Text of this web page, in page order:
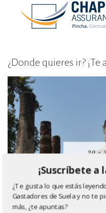
¿Donde quieres ir? ¡Te
¡Suscríbete a
¿Te gusta lo que estás
Gastadores de Suela y no te
más, ¿te apuntas?